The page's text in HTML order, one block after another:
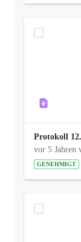
GENEHMIGT